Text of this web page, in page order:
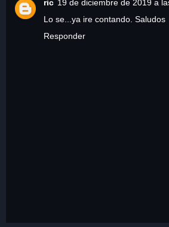
ric 19 de diciembre de 2019 a
Lo se...ya ire contando. Saludos
Responder